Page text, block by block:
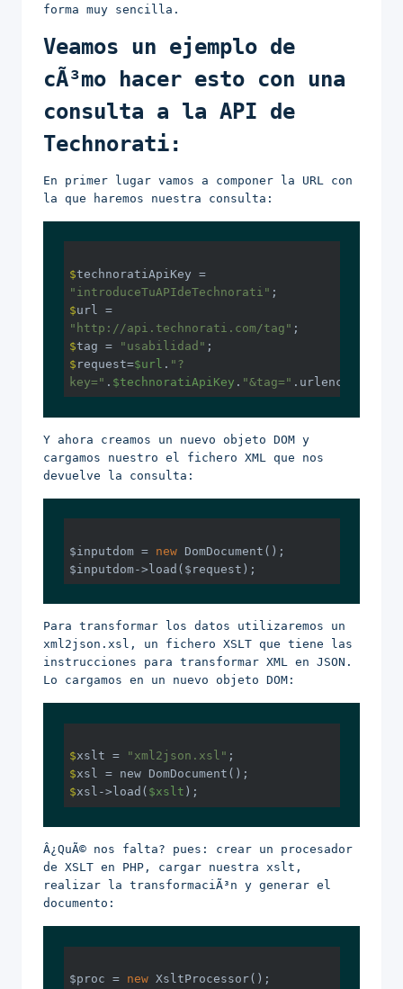
forma muy sencilla.
Veamos un ejemplo de
cÃ³mo hacer esto con una
consulta a la API de
Technorati:
En primer lugar vamos a componer la URL con
la que haremos nuestra consulta:
$
technoratiApiKey =
"introduceTuAPIdeTechnorati" ;
$
url =
"http://api.technorati.com/tag" ;
$tag = "usabilidad" ;
$ request=$url . "?
key=" . $technoratiApiKey . "&tag=" .urlencode(
Y ahora creamos un nuevo objeto DOM y
cargamos nuestro el fichero XML que nos
devuelve la consulta:
$inputdom = new DomDocument();
Para transformar los datos utilizaremos un
xml2json.xsl, un fichero XSLT que tiene las
instrucciones para transformar XML en JSON.
Lo cargamos en un nuevo objeto DOM:
$xslt = "xml2json.xsl" ;
$xsl = new DomDocument();
$xsl->load( $xslt );
Â¿QuÃ© nos falta? pues: crear un procesador
de XSLT en PHP, cargar nuestra xslt,
realizar la transformaciÃ³n y generar el
documento:
$proc = new XsltProcessor();